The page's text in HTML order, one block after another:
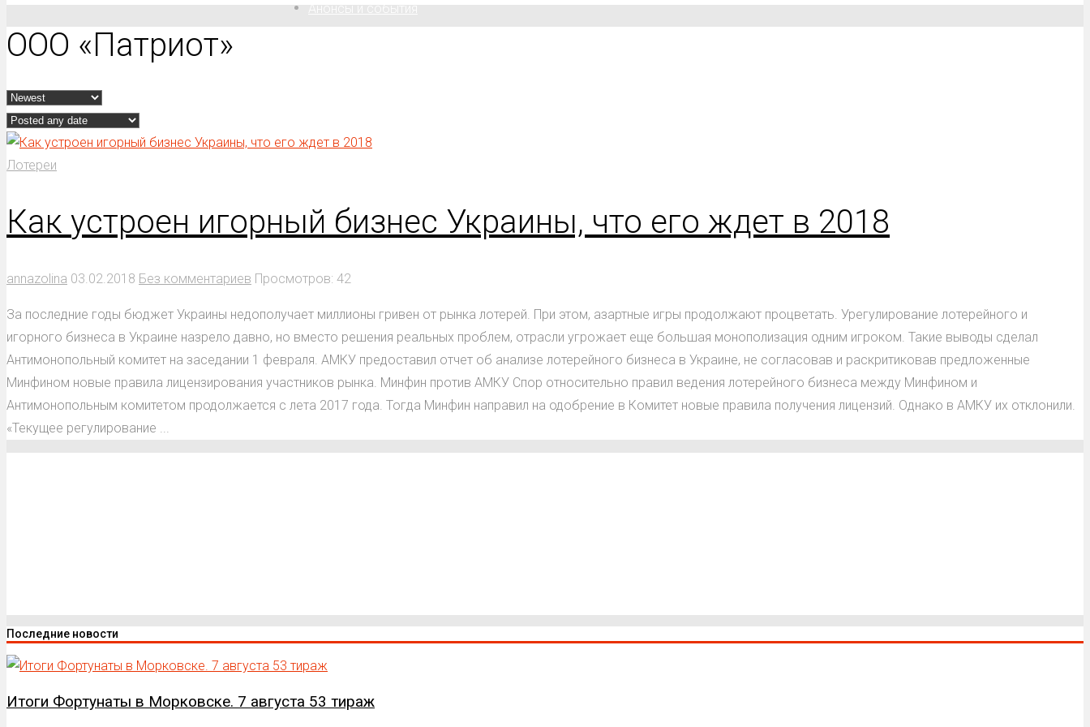
ООО «Патриот»
Лотереи
Как устроен игорный бизнес Украины, что его ждет в 2018
annazolina 03.02.2018 Без комментариев Просмотров: 42
За последние годы бюджет Украины недополучает миллионы гривен от рынка лотерей. При этом, азартные игры продолжают процветать. Урегулирование лотерейного и
игорного бизнеса в Украине назрело давно, но вместо решения реальных проблем, отрасли угрожает еще большая монополизация одним игроком. Такие выводы сделал
Антимонопольный комитет на заседании 1 февраля. АМКУ предоставил отчет об анализе лотерейного бизнеса в Украине, не согласовав и раскритиковав предложенные
Минфином новые правила лицензирования участников рынка. Минфин против АМКУ Спор относительно правил ведения лотерейного бизнеса между Минфином и
Антимонопольным комитетом продолжается с лета 2017 года. Тогда Минфин направил на одобрение в Комитет новые правила получения лицензий. Однако в АМКУ их отклонили.
«Текущее регулирование ...
Последние новости
Итоги Фортунаты в Морковске. 7 августа 53 тираж